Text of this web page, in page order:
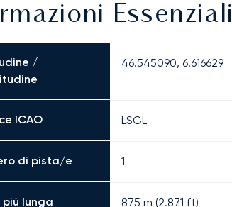
Essenziali
/
46.545090, 6.616629
ICAO LSGL
di pista/e 1
più lunga 875 m (2.871 ft)